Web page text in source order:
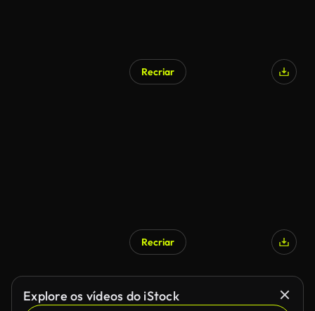
Recriar
Recriar
Explore os vídeos do iStock